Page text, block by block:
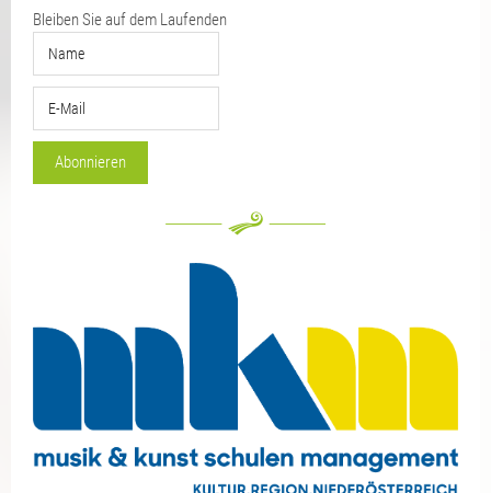
Bleiben Sie auf dem Laufenden